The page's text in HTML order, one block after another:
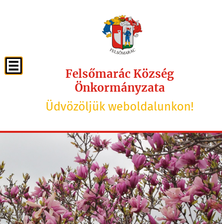
Felsőmarác Község
Önkormányzata
Üdvözöljük weboldalunkon!